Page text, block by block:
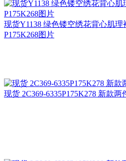
现货Y1138 绿色镂空绣花背心肌
P175K268图片
现货 2C369-6335P175K278 新款